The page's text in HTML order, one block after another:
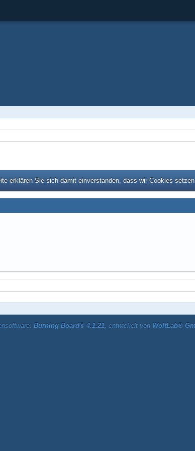
erklären Sie sich damit einverstanden, dass wir Cookies
Burning Board® 4.1.21, entwickelt von WoltLab®